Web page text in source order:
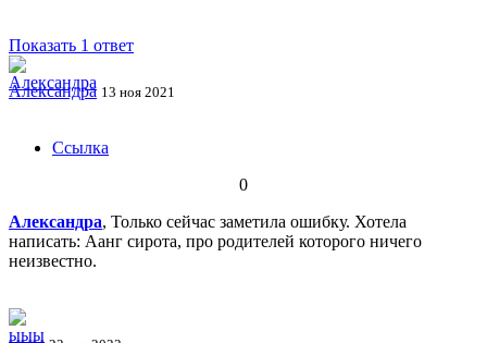
Показать 1 ответ
Александра 13 ноя 2021
Ссылка
0
Александра, Только сейчас заметила ошибку. Хотела
написать: Аанг сирота, про родителей которого ничего
неизвестно.